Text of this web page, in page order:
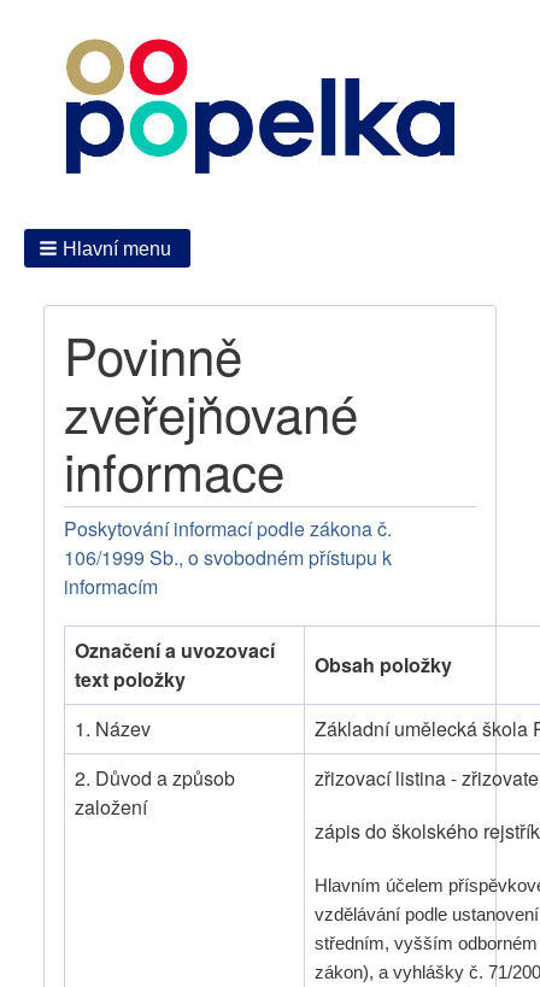
Hlavní menu
Povinně
zveřejňované
informace
Poskytování informací podle zákona č.
106/1999 Sb., o svobodném přístupu k
informacím
Označení a uvozovací
text položky
Obsah položky
1. Název
Základní umělecká škola
2. Důvod a způsob
založení
zřizovací listina -
zápis do školského
Hlavním účelem
vzdělávání podle
středním, vyšším
zákon), a vyhlášky č. 71/